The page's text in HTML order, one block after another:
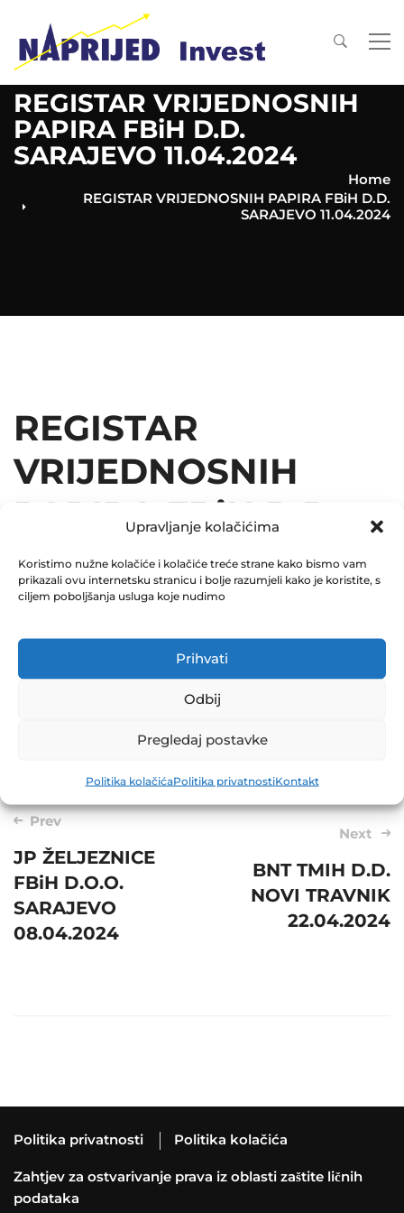
Upravljanje kolačićima
Koristimo nužne kolačiće i kolačiće treće strane kako bismo vam
prikazali ovu internetsku stranicu i bolje razumjeli kako je koristite, s
ciljem poboljšanja usluga koje nudimo
Prihvati
Odbij
Pregledaj postavke
Politika kolačićaPolitika privatnostiKontakt
REGISTAR VRIJEDNOSNIH
PAPIRA FBiH D.D.
SARAJEVO 11.04.2024
Home
REGISTAR VRIJEDNOSNIH PAPIRA FBiH D.D.
SARAJEVO 11.04.2024
REGISTAR
VRIJEDNOSNIH
PAPIRA FBiH D.D.
SARAJEVO
11.04.2024
Post
navigation
Prev
JP ŽELJEZNICE
FBiH D.O.O.
SARAJEVO
08.04.2024
Next
BNT TMIH D.D.
NOVI TRAVNIK
22.04.2024
Politika privatnosti Politika kolačića
Zahtjev za ostvarivanje prava iz oblasti zaštite ličnih
podataka